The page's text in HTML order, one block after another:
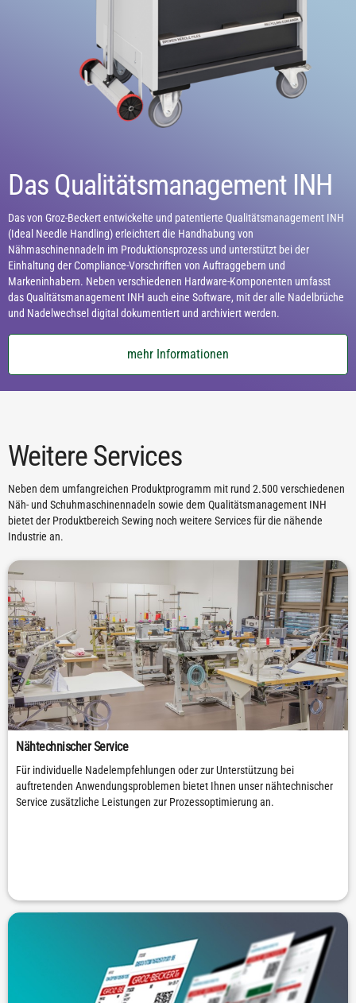
Das Qualitätsmanagement INH
Das von Groz-Beckert entwickelte und patentierte Qualitätsmanagement INH
(Ideal Needle Handling) erleichtert die Handhabung von
Nähmaschinennadeln im Produktionsprozess und unterstützt bei der
Einhaltung der Compliance-Vorschriften von Auftraggebern und
Markeninhabern. Neben verschiedenen Hardware-Komponenten umfasst
das Qualitätsmanagement INH auch eine Software, mit der alle Nadelbrüche
und Nadelwechsel digital dokumentiert und archiviert werden.
mehr Informationen
Weitere Services
Neben dem umfangreichen Produktprogramm mit rund 2.500 verschiedenen
Näh- und Schuhmaschinennadeln sowie dem Qualitätsmanagement INH
bietet der Produktbereich Sewing noch weitere Services für die nähende
Industrie an.
Nähtechnischer Service
Für individuelle Nadelempfehlungen oder zur Unterstützung bei
auftretenden Anwendungsproblemen bietet Ihnen unser nähtechnischer
Service zusätzliche Leistungen zur Prozessoptimierung an.